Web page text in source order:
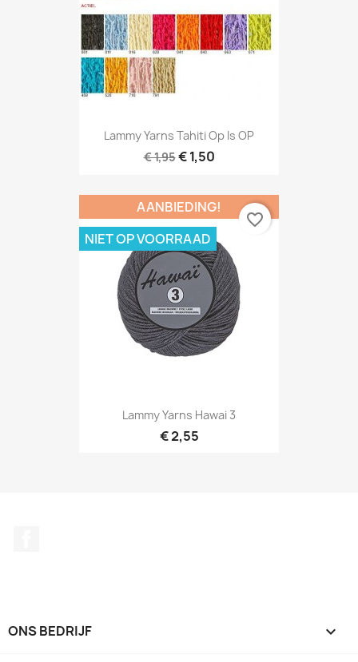
Lammy Yarns Tahiti Op Is OP
€ 1,95€ 1,50
Lammy Yarns Hawai 3
€ 2,55
AANBIEDING!
NIET OP VOORRAAD
favorite_border
ONS BEDRIJF 